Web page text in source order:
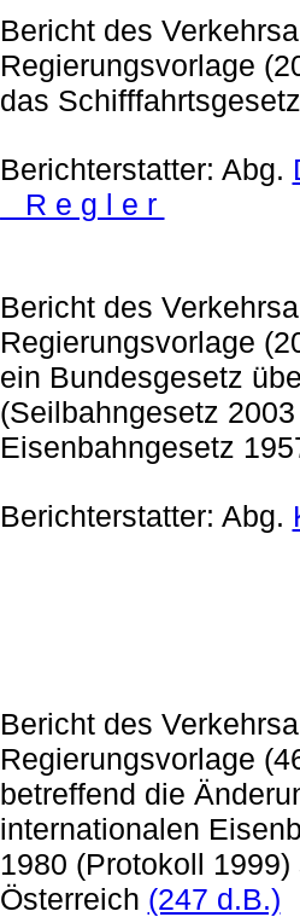
Bericht des
Regierungsvorlage
das
Berichterstatter: Abg.
R e g l e r
Bericht des
Regierungsvorlage
ein Bundesgesetz
(Seilbahngesetz
Eisenbahngesetz
Berichterstatter: Abg.
Bericht des
Regierungsvorlage
betreffend die
internationalen
1980 (Protokoll
Österreich (247 d.B.)